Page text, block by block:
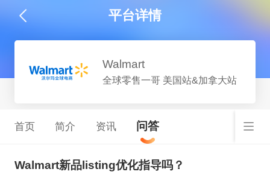
平台详情
Walmart
全球零售一哥 美国站&加拿大站
首页 简介 资讯 问答
Walmart新品listing优化指导吗？